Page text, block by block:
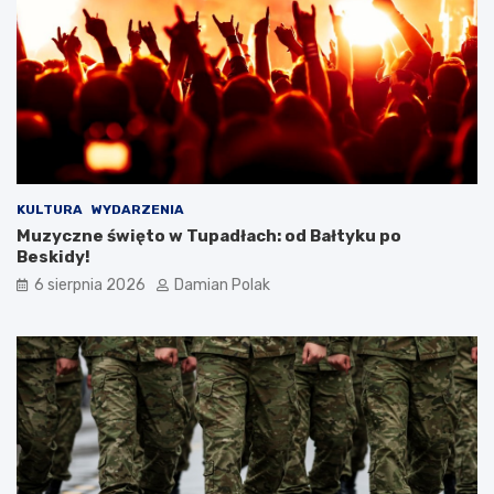
r
a
ż
e
i
i
d
l
a
4
l
a
t
k
i
KULTURA WYDARZENIA
Muzyczne święto w Tupadłach: od Bałtyku po
Beskidy!
6 sierpnia 2026 Damian Polak